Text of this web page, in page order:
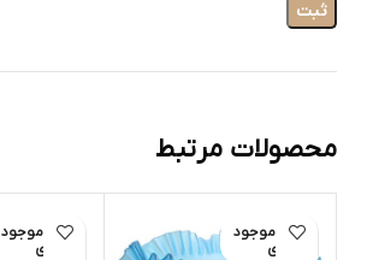
محصولات مرتبط
اتمام موجود
ی
اتمام موجود
ی